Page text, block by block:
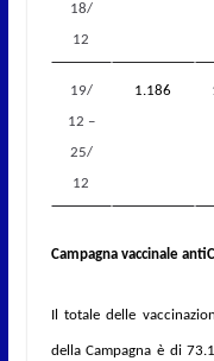
18/
12
19/
12 –
25/
12
1.186
Campagna vaccinale
Il totale delle
della Campagna è di